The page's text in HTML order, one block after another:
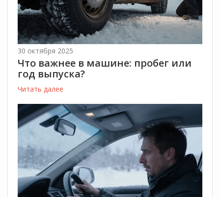
30 октября 2025
Что важнее в машине: пробег или
год выпуска?
Читать далее